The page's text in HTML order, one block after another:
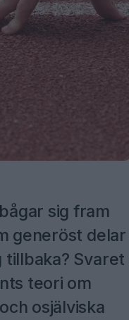
sig fram
generöst delar
tillbaka? Svaret
teori om
osjälviska